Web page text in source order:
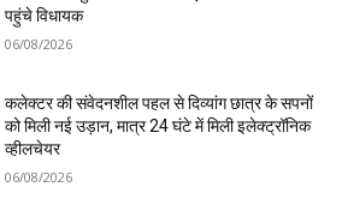
पहुंचे विधायक
06/08/2026
कलेक्टर की संवेदनशील पहल से दिव्यांग छात्र के सपनों
को मिली नई उड़ान, मात्र 24 घंटे में मिली इलेक्ट्रॉनिक
व्हीलचेयर
06/08/2026